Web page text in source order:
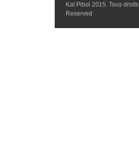
Kat Pibol 2015. Tous
Reserved